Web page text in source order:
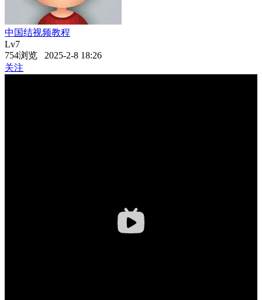
中国结视频教程
Lv7
754浏览 2025-2-8 18:26
关注